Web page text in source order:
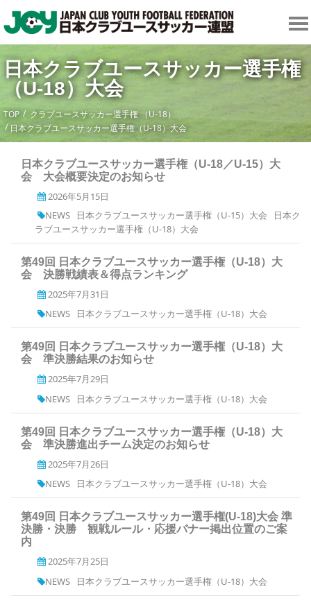
日本クラブユースサッカー選手権
（U-18）大会
TOP
クラブユースサッカー選手権 （U-18）
日本クラブユースサッカー選手権（U-18）大会
日本クラブユースサッカー選手権（U-18／U-15）大
会 大会概要決定のお知らせ
2026年5月15日
NEWS
日本クラブユースサッカー選手権（U-15）大会
日本ク
ラブユースサッカー選手権（U-18）大会
第49回 日本クラブユースサッカー選手権（U-18）大
会 決勝戦績表＆得点ランキング
2025年7月31日
NEWS
日本クラブユースサッカー選手権（U-18）大会
第49回 日本クラブユースサッカー選手権（U-18）大
会 準決勝結果のお知らせ
2025年7月29日
NEWS
日本クラブユースサッカー選手権（U-18）大会
第49回 日本クラブユースサッカー選手権（U-18）大
会 準決勝進出チーム決定のお知らせ
2025年7月26日
NEWS
日本クラブユースサッカー選手権（U-18）大会
第49回 日本クラブユースサッカー選手権(U-18)大会 準
決勝・決勝 観戦ルール・応援バナー掲出位置のご案
内
2025年7月25日
NEWS
日本クラブユースサッカー選手権（U-18）大会